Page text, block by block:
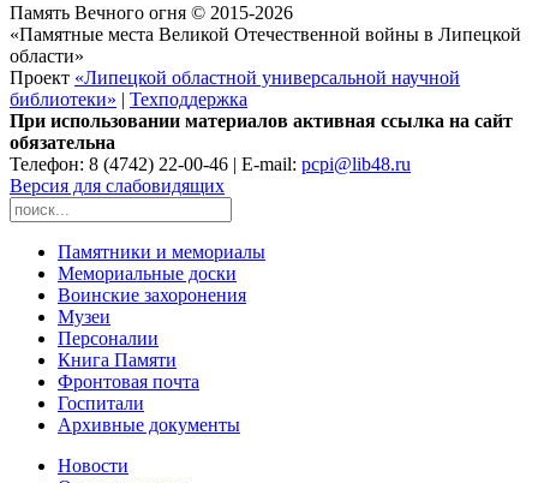
Память Вечного огня © 2015-2026
«Памятные места Великой Отечественной войны в Липецкой
области»
Проект «Липецкой областной универсальной научной
библиотеки» | Техподдержка
При использовании материалов активная ссылка на сайт
обязательна
Телефон: 8 (4742) 22-00-46 | E-mail: pcpi@lib48.ru
Версия для слабовидящих
Памятники и мемориалы
Мемориальные доски
Воинские захоронения
Музеи
Персоналии
Книга Памяти
Фронтовая почта
Госпитали
Архивные документы
Новости